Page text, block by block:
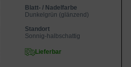
Blatt- / Nadelfarbe
Dunkelgrün (glänzend)
Standort
Sonnig-halbschattig
Lieferbar